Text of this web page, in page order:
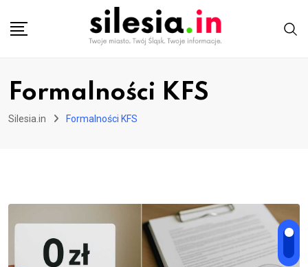
Formalności KFS
Silesia.in Formalności KFS